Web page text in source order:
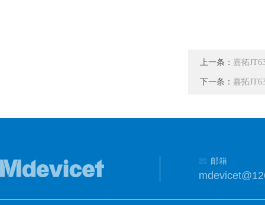
上一条： 嘉拓
下一条： 嘉拓
邮箱